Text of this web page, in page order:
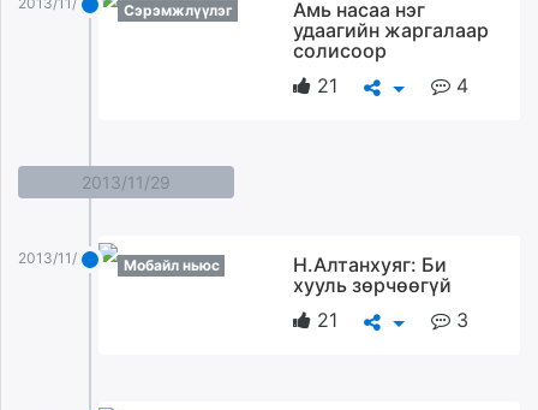
Сэрэмжлүүлэг
Амь насаа нэг
удаагийн жаргалаар
солисоор
21
4
2013/11/29
2013/11/29 Мобайл ньюс
Н.Алтанхуяг: Би
хууль зөрчөөгүй
21
3